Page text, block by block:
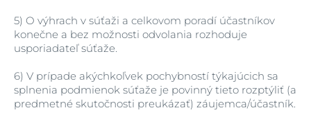
5) O výhrach v súťaži a celkovom poradí účastníkov
konečne a bez možnosti odvolania rozhoduje
usporiadateľ súťaže.
6) V prípade akýchkoľvek pochybností týkajúcich sa
splnenia podmienok súťaže je povinný tieto rozptýliť (a
predmetné skutočnosti preukázať) záujemca/účastník.